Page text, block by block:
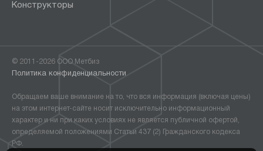
Конструкторы
© 2011-2026 ООО Метбиз
Политика конфиденциальности
Обращаем ваше внимание на то, что вся информация (включая цены)
на этом интернет-сайте носит исключительно информационный
характер и ни при каких условиях не является публичной офертой,
определяемой положениями Статьи 437 (2) Гражданского кодекса
РФ.